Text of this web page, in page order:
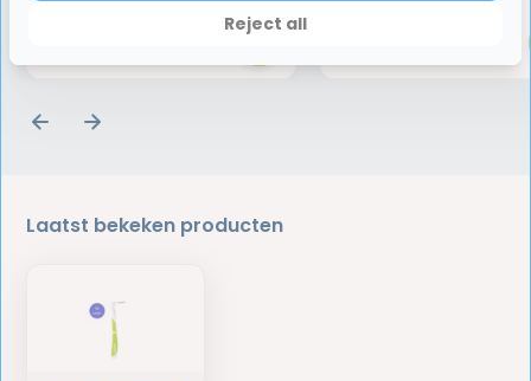
Laatst bekeken producten
Reject all